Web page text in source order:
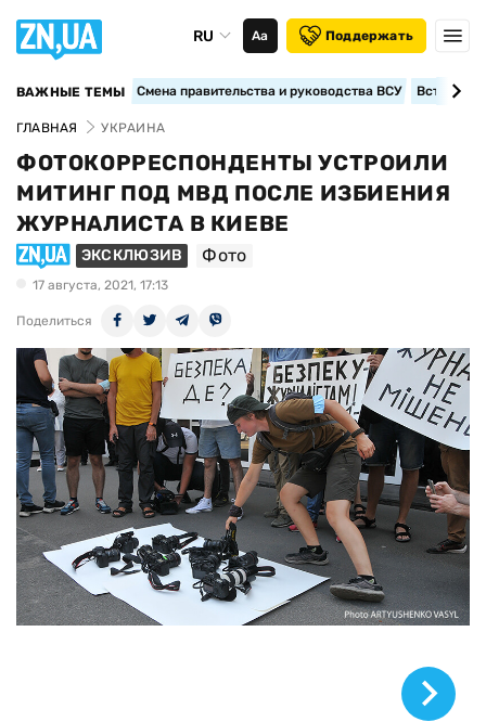
RU Аа Поддержать
ВАЖНЫЕ ТЕМЫ Смена правительства и руководства ВСУ
ГЛАВНАЯ УКРАИНА
ФОТОКОРРЕСПОНДЕНТЫ УСТРОИЛИ
МИТИНГ ПОД МВД ПОСЛЕ ИЗБИЕНИЯ
ЖУРНАЛИСТА В КИЕВЕ
ЭКСКЛЮЗИВ Фото
17 августа, 2021, 17:13
Поделиться